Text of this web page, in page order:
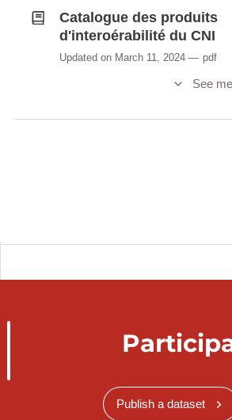
Catalogue des produits
d'interoérabilité du CNI
Updated on March 11, 2024 pdf
See
Publish a dataset